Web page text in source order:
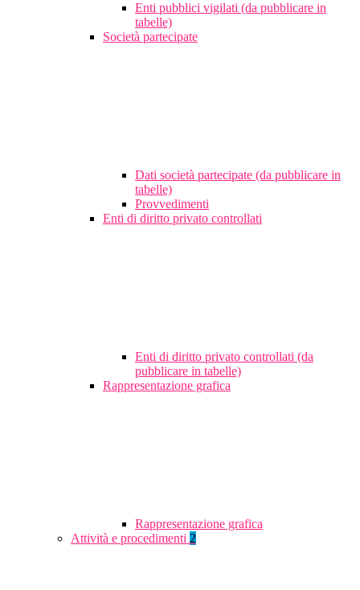
Enti pubblici vigilati (da pubblicare in
tabelle)
Società partecipate
Dati società partecipate (da pubblicare in
tabelle)
Provvedimenti
Enti di diritto privato controllati
Enti di diritto privato controllati (da
pubblicare in tabelle)
Rappresentazione grafica
Rappresentazione grafica
Attività e procedimenti 2